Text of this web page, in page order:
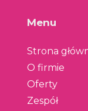
Menu
Strona
O firmie
Oferty
Zespół